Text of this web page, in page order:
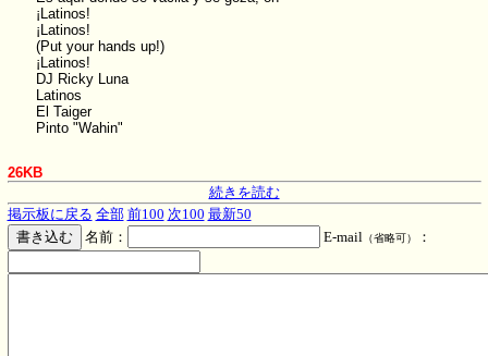
¡Latinos!
¡Latinos!
(Put your hands up!)
¡Latinos!
DJ Ricky Luna
Latinos
El Taiger
Pinto "Wahin"
26KB
続きを読む
掲示板に戻る 全部 前100 次100 最新50
名前：
E-mail（省略可） ：